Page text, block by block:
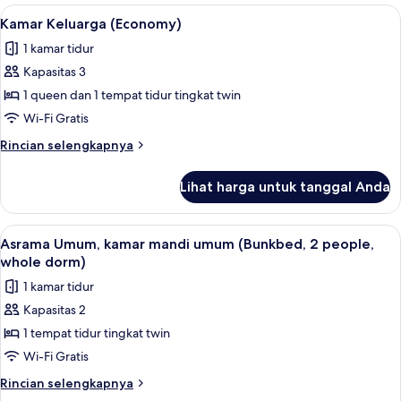
Double
Ekonomi
Lihat
semua
foto
untuk
Kamar
Keluarga
(Economy)
Kamar Keluarga (Economy) | Tirai
5
Kamar Keluarga (Economy)
1 kamar tidur
Kapasitas 3
1 queen dan 1 tempat tidur tingkat twin
Wi-Fi Gratis
Rincian selengkapnya
Rincian
Kamar
Keluarga
(Economy)
Lihat harga untuk tanggal Anda
Lihat
semua
foto
untuk
Asrama
Umum,
kamar
mandi
Asrama Umum, kamar mandi umum
4
Asrama Umum, kamar mandi umum (Bunkbed, 2 people,
whole dorm)
1 kamar tidur
Kapasitas 2
1 tempat tidur tingkat twin
Wi-Fi Gratis
Rincian selengkapnya
Rincian